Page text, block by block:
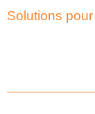
Solutions